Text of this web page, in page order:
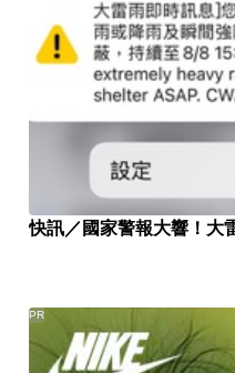
快訊／國家警報大響！大
PR